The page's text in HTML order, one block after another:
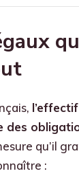
des
qu’il
: